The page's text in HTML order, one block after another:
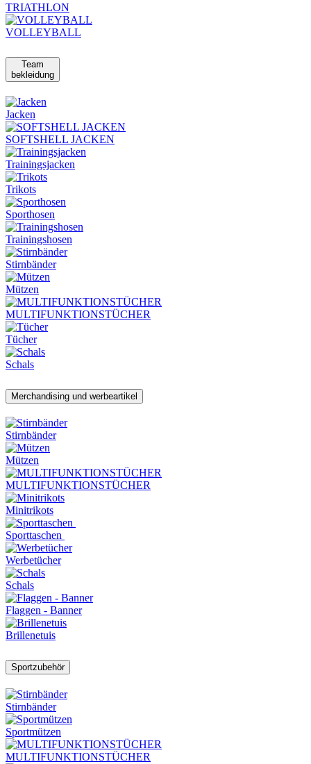
TRIATHLON
VOLLEYBALL
Team
bekleidung
Jacken
SOFTSHELL JACKEN
Trainingsjacken
Trikots
Sporthosen
Trainingshosen
Stirnbänder
Mützen
MULTIFUNKTIONSTÜCHER
Tücher
Schals
Merchandising und werbeartikel
Stirnbänder
Mützen
MULTIFUNKTIONSTÜCHER
Minitrikots
Sporttaschen
Werbetücher
Schals
Flaggen - Banner
Brillenetuis
Sportzubehör
Stirnbänder
Sportmützen
MULTIFUNKTIONSTÜCHER